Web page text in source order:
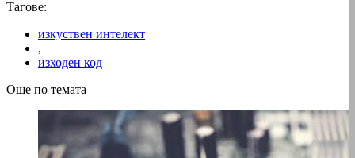
Тагове:
изкуствен интелект
,
изходен код
Още по темата